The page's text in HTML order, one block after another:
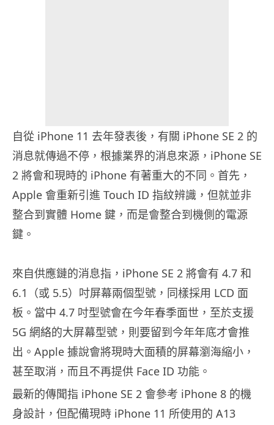
自從 iPhone 11 去年發表後，有關 iPhone SE 2 的
消息就傳過不停，根據業界的消息來源，iPhone SE
2 將會和現時的 iPhone 有著重大的不同。首先，
Apple 會重新引進 Touch ID 指紋辨識，但就並非
整合到實體 Home 鍵，而是會整合到機側的電源
鍵。
來自供應鏈的消息指，iPhone SE 2 將會有 4.7 和
6.1（或 5.5）吋屏幕兩個型號，同樣採用 LCD 面
板。當中 4.7 吋型號會在今年春季面世，至於支援
5G 網絡的大屏幕型號，則要留到今年年底才會推
出。Apple 據說會將現時大面積的屏幕瀏海縮小，
甚至取消，而且不再提供 Face ID 功能。
最新的傳聞指 iPhone SE 2 會參考 iPhone 8 的機
身設計，但配備現時 iPhone 11 所使用的 A13